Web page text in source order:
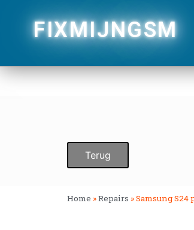
FIXMIJNGSM
Terug
Home »Repairs »Samsung